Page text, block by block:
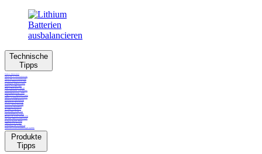
Löschen
Victron Energy
Preis
CHF
Technische
Tipps
Victron MicroGrid
Venus OS 3.70 Funktionen
Venus OS 3.6 Funktionen
Strom in Kleinwohnformen
Solarregler dimensionieren
Victron ToolKit App
Defekte Bleibatterie warum?
Lithiumbatterien ausbalacieren
Zellüberspannung - COV
Temp/Volt kompensiert Laden
MPPT Solarregler Funktion
Gleichstrom Verkabelung
Kabelschuhverbindung
Sonne / Wind Priorität
Assistenten MultiPlus
NodeRed Integration
PV Inverter via AC out
Fernüberwachung Light
Bluettooth individueller PIN
GX Gerät VRM Einstellungen
Energievergleich Diesel
VRM Mobile Widget
e-Fahrzeuge mit Solarstrom
VictronConnect Einstellungen sperren
Produkte
Tipps